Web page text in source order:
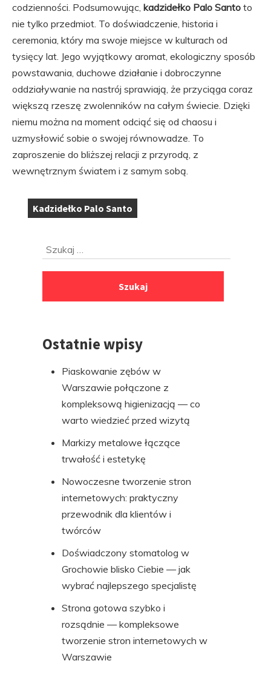
codzienności. Podsumowując, kadzidełko Palo Santo to
nie tylko przedmiot. To doświadczenie, historia i
ceremonia, który ma swoje miejsce w kulturach od
tysięcy lat. Jego wyjątkowy aromat, ekologiczny sposób
powstawania, duchowe działanie i dobroczynne
oddziaływanie na nastrój sprawiają, że przyciąga coraz
większą rzeszę zwolenników na całym świecie. Dzięki
niemu można na moment odciąć się od chaosu i
uzmysłowić sobie o swojej równowadze. To
zaproszenie do bliższej relacji z przyrodą, z
wewnętrznym światem i z samym sobą.
Tagi:
Kadzidełko Palo Santo
PrzejdźSzukaj:
Ostatnie wpisy
Piaskowanie zębów w
Warszawie połączone z
kompleksową higienizacją — co
warto wiedzieć przed wizytą
Markizy metalowe łączące
trwałość i estetykę
Nowoczesne tworzenie stron
internetowych: praktyczny
przewodnik dla klientów i
twórców
Doświadczony stomatolog w
Grochowie blisko Ciebie — jak
wybrać najlepszego specjalistę
Strona gotowa szybko i
rozsądnie — kompleksowe
tworzenie stron internetowych w
Warszawie